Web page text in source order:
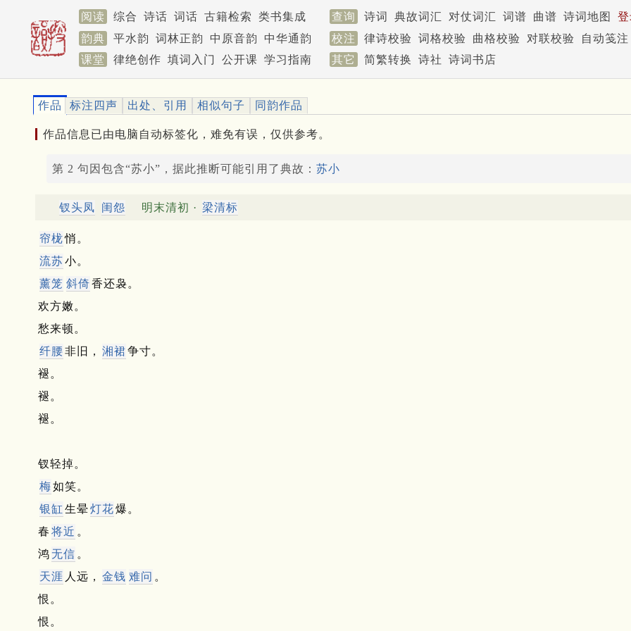
阅读 综合 诗话 词话 古籍检索 类书集成 查询 诗词 典故词汇 对仗词汇 词谱 曲谱 诗词地图
韵典
平水韵 词林正韵 中原音韵 中华通韵 校注 律诗校验 词格校验 曲格校验 对联校验
自动笺注
课堂
律绝创作 填词入门 公开课 学习指南 其它 简繁转换 诗社 诗词书店
作品 标注四声 出处、引用 相似句子 同韵作品
作品信息已由电脑自动标签化，难免有误，仅供参考。
第 2 句因包含“苏小”，据此推断可能引用了典故： 苏小
钗头凤 闺怨 明末清初 · 梁清标
帘栊悄。
流苏小。
薰笼 斜倚香还袅。
欢方嫩。
愁来顿。
纤腰非旧， 湘裙争寸。
褪。
褪。
褪。
钗轻掉。
梅如笑。
银缸 生晕 灯花爆。
春 将近 。
鸿无信 。
天涯 人远， 金钱 难问 。
恨。
恨。